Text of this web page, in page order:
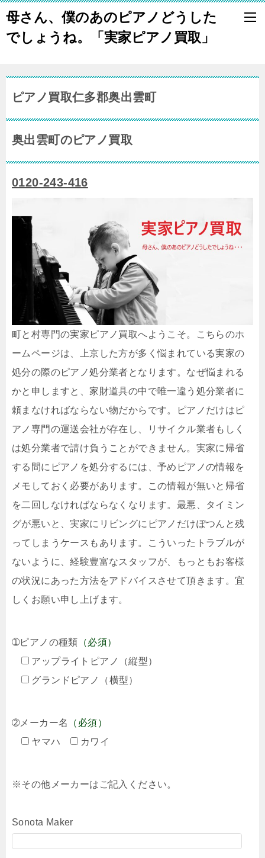
母さん、僕のあのピアノどうした
でしょうね。「実家ピアノ買取」
ピアノ買取仁多郡奥出雲町
奥出雲町のピアノ買取
0120-243-416
町と村専門の実家ピアノ買取へようこそ。こちらのホ
ームページは、上京した方が多く悩まれている実家の
処分の際のピアノ処分業者となります。なぜ悩まれる
かと申しますと、家財道具の中で唯一違う処分業者に
頼まなければならない物だからです。ピアノだけはピ
アノ専門の運送会社が存在し、リサイクル業者もしく
は処分業者で請け負うことができません。実家に帰省
する間にピアノを処分するには、予めピアノの情報を
メモしておく必要があります。この情報が無いと帰省
を二回しなければならなくなります。最悪、タイミン
グが悪いと、実家にリビングにピアノだけぽつんと残
ってしまうケースもあります。こういったトラブルが
ないように、経験豊富なスタッフが、もっともお客様
の状況にあった方法をアドバイスさせて頂きます。宜
しくお願い申し上げます。
➀ピアノの種類 （必須）
アップライトピアノ（縦型）
グランドピアノ（横型）
➁メーカー名
（必須）
ヤマハ
カワイ
※その他メーカーはご記入ください。
Sonota Maker